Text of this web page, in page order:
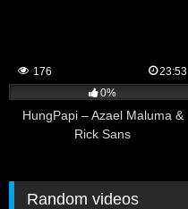
176
23:53
0%
HungPapi – Azael Maluma &
Rick Sans
Random videos